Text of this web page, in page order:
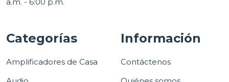
Categorías
Amplificadores de Casa
Información
Contáctenos